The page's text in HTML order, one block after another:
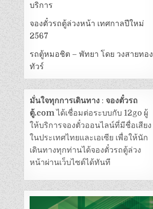
บริการ
จองตั๋วรถตู้ล่วงหน้า เทศกาลปีใหม่
2567
รถตู้หมอชิต – พัทยา โดย วงสายทอง
ทัวร์
มั่นใจทุกการเดินทาง :จองตั๋วรถ
ตู้.comได้เชื่อมต่อระบบกับ 12go ผู้
ให้บริการจองตั๋วออนไลน์ที่มีชื่อเสียง
ในประเทศไทยและเอเซีย เพื่อให้นัก
เดินทางทุกท่านได้จองตั๋วรถตู้ล่วง
หน้าผ่านเว็บไซต์ได้ทันที